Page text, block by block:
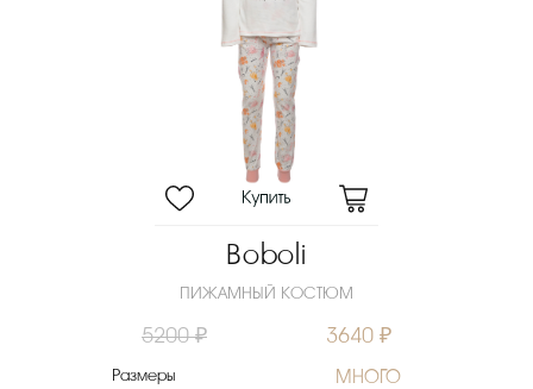
Boboli
ПИЖАМНЫЙ КОСТЮМ
5200 ₽ 3640 ₽
Размеры МНОГО